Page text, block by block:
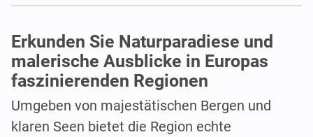
Erkunden Sie Naturparadiese und
malerische Ausblicke in Europas
faszinierenden Regionen
Umgeben von majestätischen Bergen und
klaren Seen bietet die Region echte